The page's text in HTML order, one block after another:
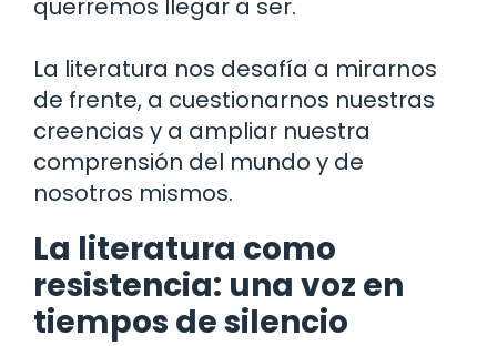
La literatura nos desafía a mirarnos
de frente, a cuestionarnos nuestras
creencias y a ampliar nuestra
comprensión del mundo y de
nosotros mismos.
La literatura como
resistencia: una voz en
tiempos de silencio